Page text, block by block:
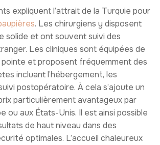
expliquent l’attrait de la Turquie pour
. Les chirurgiens y disposent
solide et ont souvent suivi des
Les cliniques sont équipées de
et proposent fréquemment des
incluant l’hébergement, les
postopératoire. À cela s’ajoute un
particulièrement avantageux par
ou aux États-Unis. Il est ainsi possible
de haut niveau dans des
optimales. L’accueil chaleureux